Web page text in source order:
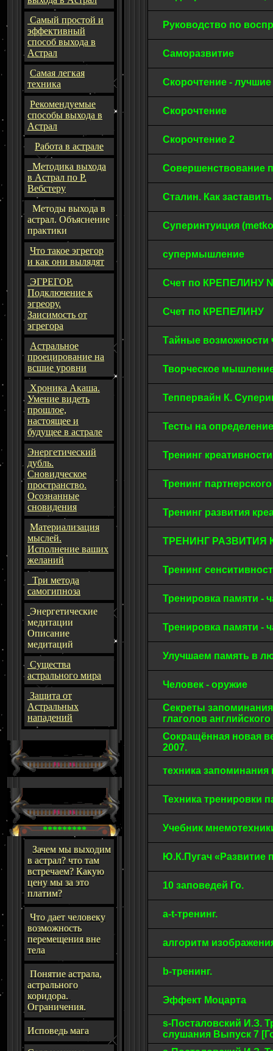
Самый простой и
эффективный
способ выхода в
Астрал
Самая легкая
техника
Рекомендуемые
способы выхода в
Астрал
Работа в астрале
Методика выхода
в Астрал по Р.
Вебстеру
Методы выхода в
астрал. Объяснение
практики
Что такое эгрегор
и как они вылядят
ЭГРЕГОР.
Подключение к
эгреору.
Заисимость от
эгрегора
Астральное
проецирование на
всшие уровни
Хроника Акаша.
Умение видеть
прошлое,
настоящее и
будущее в астрале
Энергетический
дубль.
Сновидческое
пространство.
Осознанные
сновидения
Материализация
мыслей.
Исполнение ваших
желаний
Три метода
самогипноза
Энергетические
медитации
Описание
медитаций
Существа
астрального мира
Защита от
Астральных
нападений
*********
Зачем мы выходим
в астрал? что там
встречаем? Какую
цену мы за это
платим?
Что дает человеку
возможность
перемещения вне
тела
Понятие астрала,
астрального
коридора.
Ограничения.
Исповедь мага
Руководство по
Саморазвитие
Скорочтение -
Скорочтение
Скорочтение 2
Совершенствование
Сталин. Как
Суперинтуиция
супермышление
Счет по КРЕПЕЛИНУ
Счет по КРЕПЕЛИНУ
Тайные возможности
Творческое
Теппервайн К.
Тесты на
Тренинг
Тренинг
Тренинг развития
ТРЕНИНГ
Тренинг
Тренировка памяти -
Тренировка памяти -
Улучшаем память в
Человек - оружие
Секреты
глаголов
Сокращённая новая
2007.
техника
Техника тренировки
Учебник
Ю.К.Пугач «Развитие
10 заповедей Го.
a-t-тренинг.
алгоритм
b-тренинг.
Эффект Моцарта
s-Посталовский И.З.
слушания Выпуск 7